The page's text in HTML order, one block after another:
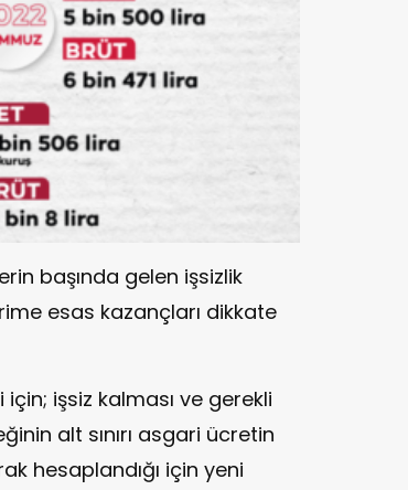
başında gelen işsizlik
esas kazançları dikkate
için; işsiz kalması ve gerekli
alt sınırı asgari ücretin
hesaplandığı için yeni